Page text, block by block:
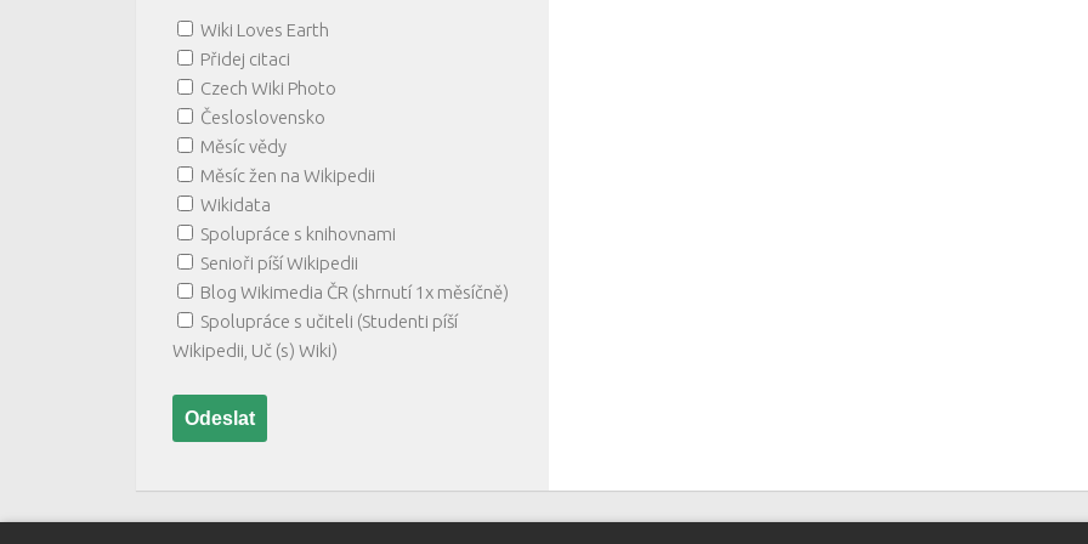
Wiki Loves Earth
Přidej citaci
Czech Wiki Photo
Česloslovensko
Měsíc vědy
Měsíc žen na Wikipedii
Wikidata
Spolupráce s knihovnami
Senioři píší Wikipedii
Blog Wikimedia ČR (shrnutí 1x měsíčně)
Spolupráce s učiteli (Studenti píší
Wikipedii, Uč (s) Wiki)